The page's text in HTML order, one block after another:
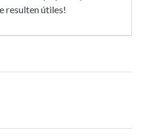
resulten útiles!